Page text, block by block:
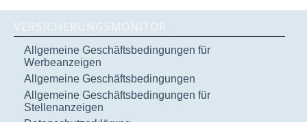
VERSICHERUNGSMONITOR
Allgemeine Geschäftsbedingungen für
Werbeanzeigen
Allgemeine Geschäftsbedingungen
Allgemeine Geschäftsbedingungen für
Stellenanzeigen